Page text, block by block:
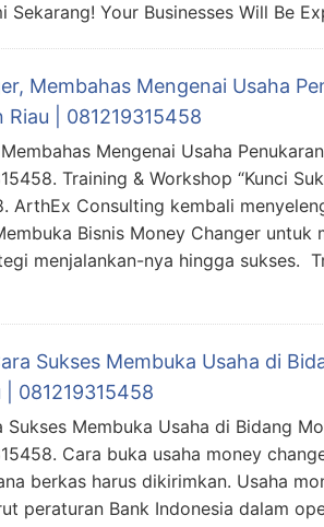
Sekarang! Your Businesses Will Be
Membahas Mengenai Usaha
Riau | 081219315458
Mengenai Usaha
Training & Workshop “Kunci
ArthEx Consulting kembali
Bisnis Money Changer untuk
menjalankan-nya hingga sukses.
Sukses Membuka Usaha di
| 081219315458
Sukses Membuka Usaha di Bidang
Cara buka usaha money
berkas harus dikirimkan. Usaha
peraturan Bank Indonesia dalam